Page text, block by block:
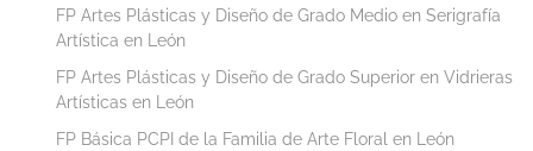
FP Artes Plásticas y Diseño de Grado Medio en Serigrafía
Artística en León
FP Artes Plásticas y Diseño de Grado Superior en Vidrieras
Artísticas en León
FP Básica PCPI de la Familia de Arte Floral en León